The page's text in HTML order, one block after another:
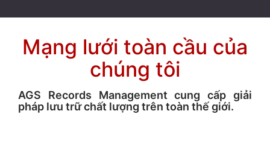
Mạng lưới toàn cầu của
chúng tôi
AGS Records Management cung cấp giải
pháp lưu trữ chất lượng trên toàn thế giới.